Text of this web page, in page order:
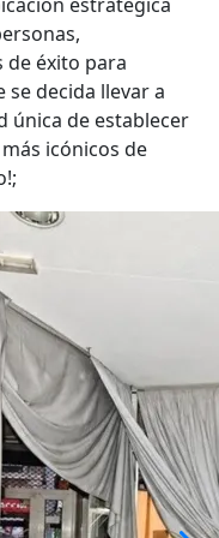
de éxito para
decida llevar a
única de establecer
icónicos de